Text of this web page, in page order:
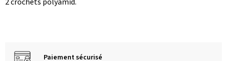
Paiement sécurisé